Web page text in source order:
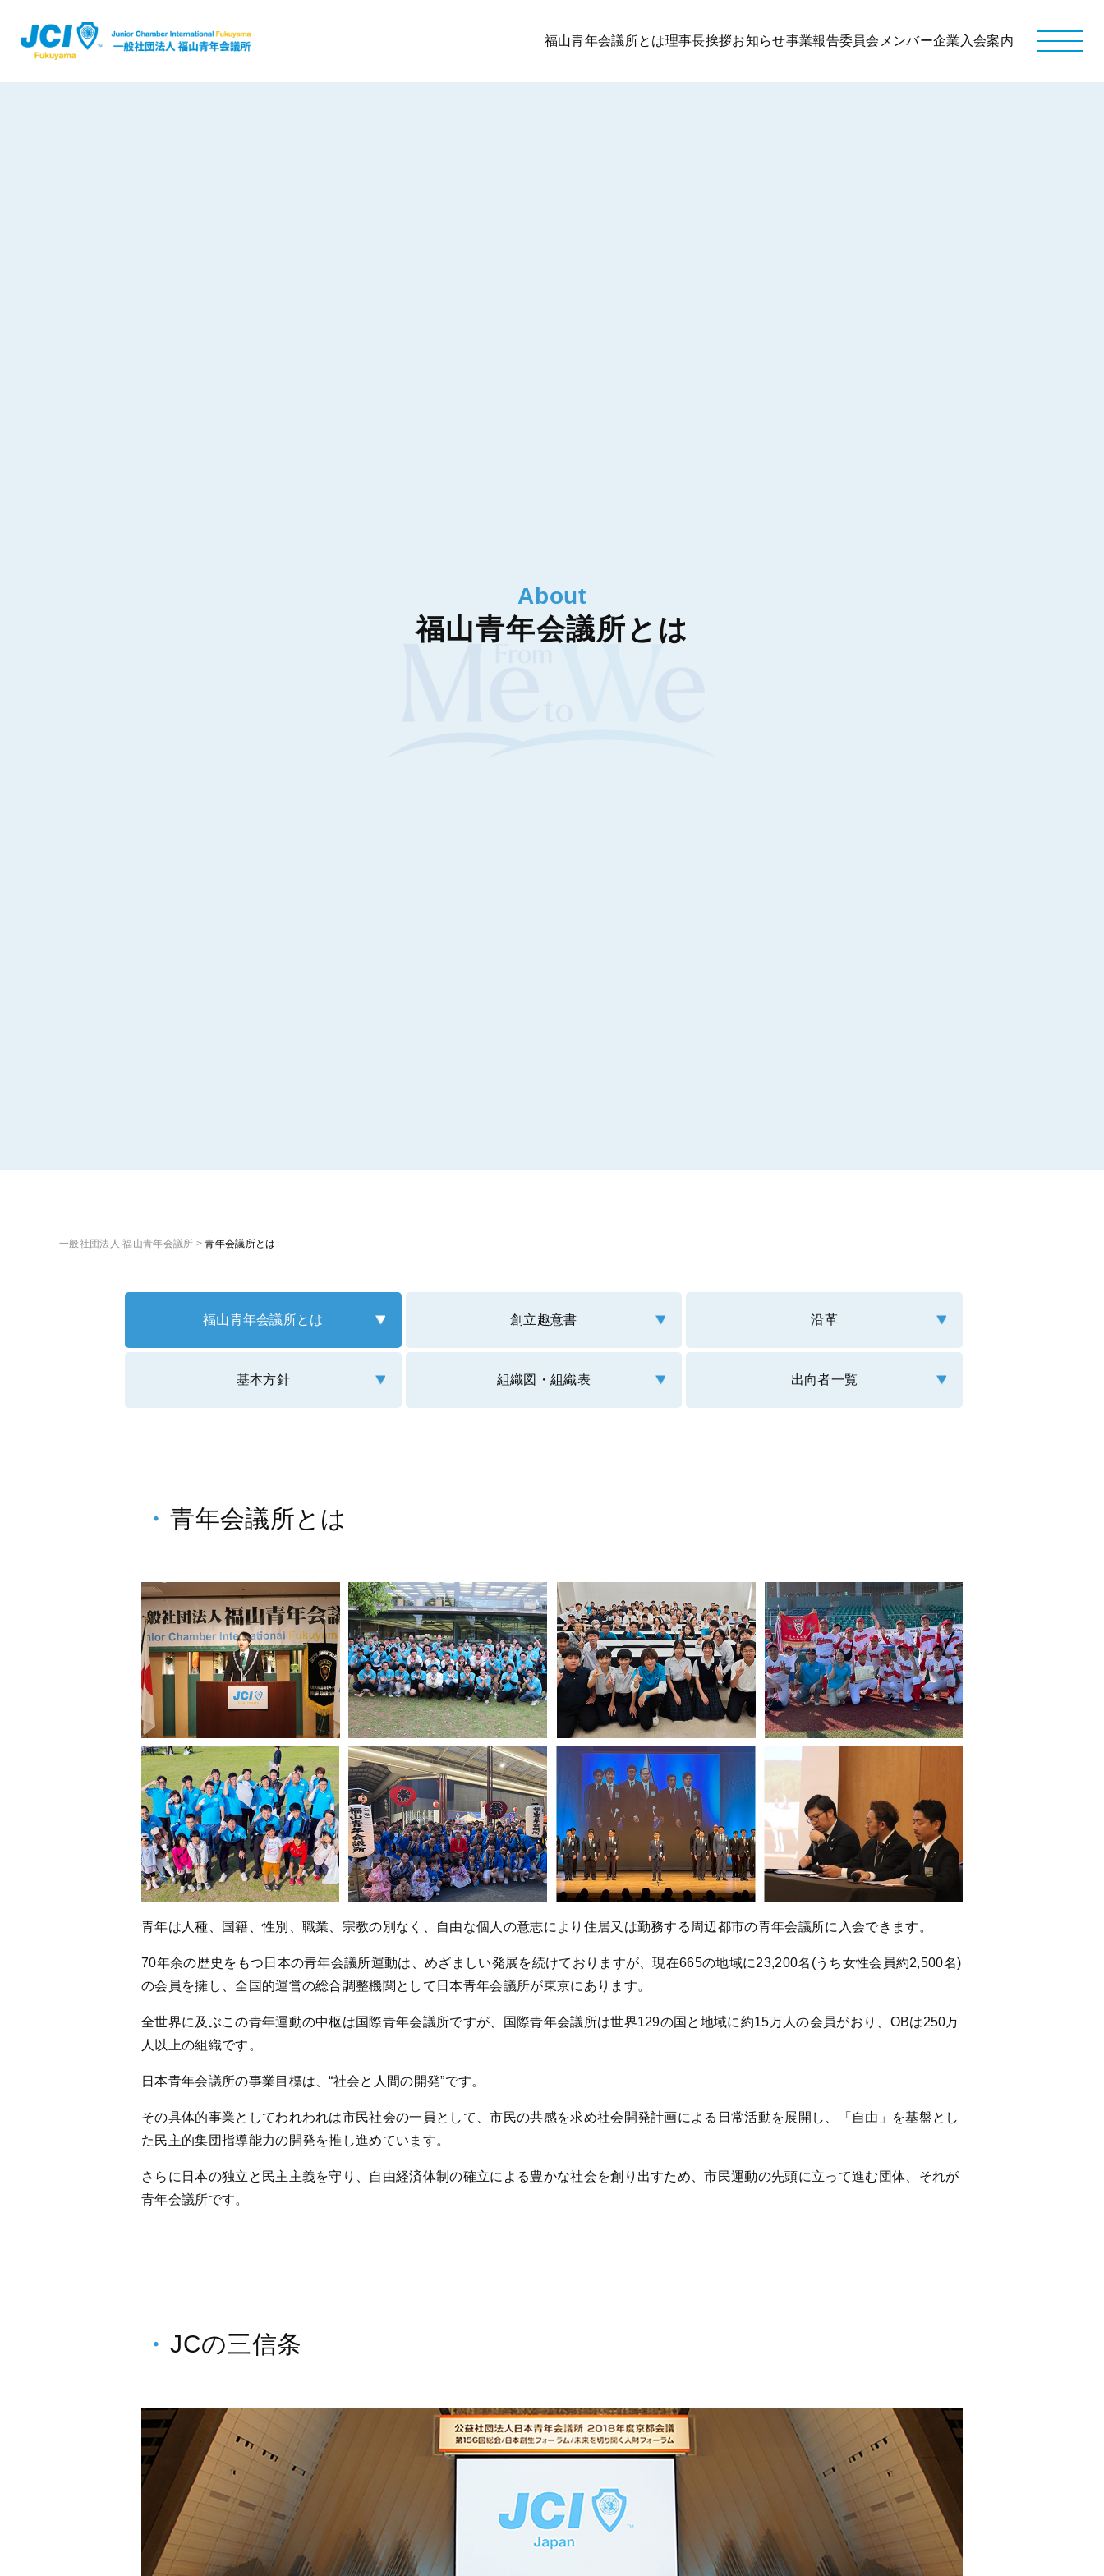
福山青年会議所とは理事長挨拶お知らせ事業報告委員会 メンバー企業 入会案内
About
福山青年会議所とは
一般社団法人 福山青年会議所 >青年会議所とは
福山青年会議所とは 創立趣意書 沿革
基本方針 組織図・組織表 出向者一覧
青年会議所とは
青年は人種、国籍、性別、職業、宗教の別なく、自由な個人の意志により住居又は勤務する周辺都市の青年会議所に入会できます。
70年余の歴史をもつ日本の青年会議所運動は、めざましい発展を続けておりますが、現在665の地域に23,200名(うち女性会員約2,500名)
の会員を擁し、全国的運営の総合調整機関として日本青年会議所が東京にあります。
全世界に及ぶこの青年運動の中枢は国際青年会議所ですが、国際青年会議所は世界129の国と地域に約15万人の会員がおり、OBは250万
人以上の組織です。
日本青年会議所の事業目標は、“社会と人間の開発”です。
その具体的事業としてわれわれは市民社会の一員として、市民の共感を求め社会開発計画による日常活動を展開し、「自由」を基盤とし
た民主的集団指導能力の開発を推し進めています。
さらに日本の独立と民主主義を守り、自由経済体制の確立による豊かな社会を創り出すため、市民運動の先頭に立って進む団体、それが
青年会議所です。
JCの三信条